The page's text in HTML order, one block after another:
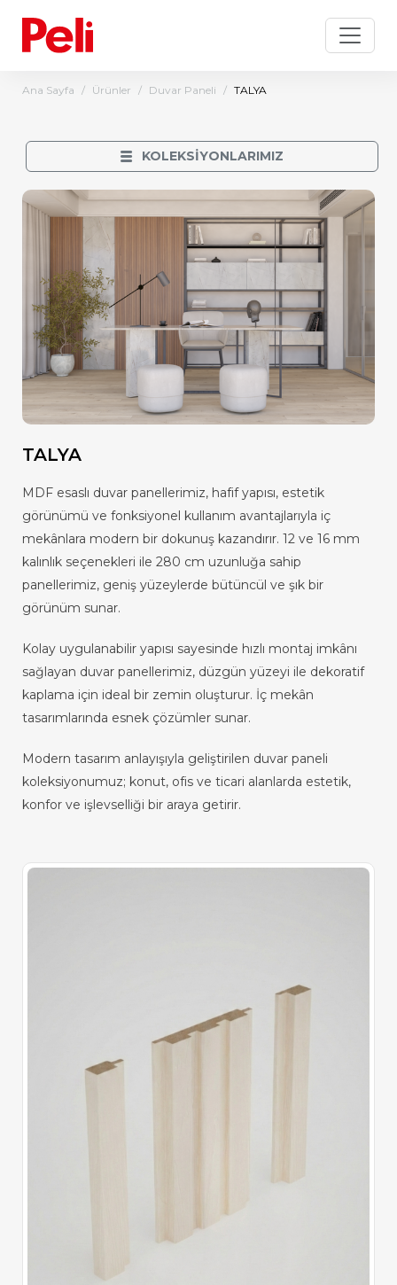
Ana Sayfa Ürünler Duvar Paneli TALYA
KOLEKSİYONLARIMIZ
TALYA
MDF esaslı duvar panellerimiz, hafif yapısı, estetik
görünümü ve fonksiyonel kullanım avantajlarıyla iç
mekânlara modern bir dokunuş kazandırır. 12 ve 16 mm
kalınlık seçenekleri ile 280 cm uzunluğa sahip
panellerimiz, geniş yüzeylerde bütüncül ve şık bir
görünüm sunar.
Kolay uygulanabilir yapısı sayesinde hızlı montaj imkânı
sağlayan duvar panellerimiz, düzgün yüzeyi ile dekoratif
kaplama için ideal bir zemin oluşturur. İç mekân
tasarımlarında esnek çözümler sunar.
Modern tasarım anlayışıyla geliştirilen duvar paneli
koleksiyonumuz; konut, ofis ve ticari alanlarda estetik,
konfor ve işlevselliği bir araya getirir.